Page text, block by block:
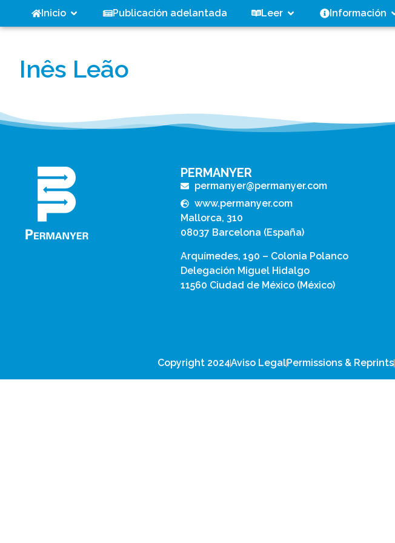
Inicio Publicación adelantada Leer Información
Inês Leão
PERMANYER
permanyer@permanyer.com
www.permanyer.com
Mallorca, 310
08037 Barcelona (España)
Arquímedes, 190 – Colonia Polanco
Delegación Miguel Hidalgo
11560 Ciudad de México (México)
Copyright 2024Aviso LegalPermissions & Reprints